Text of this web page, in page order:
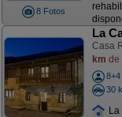
8 Fotos
La
Casa
km de
8+4
30
La